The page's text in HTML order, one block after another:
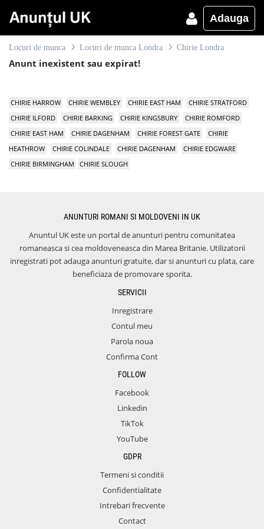
Adauga
Locuri de munca Locuri de munca Londra Chirie Londra
Anunt inexistent sau expirat!
CHIRIE HARROW CHIRIE WEMBLEY CHIRIE EAST HAM
CHIRIE STRATFORD
CHIRIE ILFORD
CHIRIE BARKING CHIRIE KINGSBURY
CHIRIE ROMFORD
CHIRIE EAST HAM
CHIRIE DAGENHAM CHIRIE FOREST GATE
CHIRIE
HEATHROW
CHIRIE COLINDALE CHIRIE DAGENHAM
CHIRIE EDGWARE
CHIRIE BIRMINGHAM
CHIRIE SLOUGH
ANUNTURI ROMANI SI MOLDOVENI IN UK
Anuntul UK este un portal de anunturi pentru comunitatea
romaneasca si cea moldoveneasca din Marea Britanie. Utilizatorii
inregistrati pot adauga anunturi gratuite, dar si anunturi cu plata, care
beneficiaza de promovare sporita.
SERVICII
Inregistrare
Contul meu
Parola noua
Confirma Cont
FOLLOW
Facebook
Linkedin
TikTok
YouTube
GDPR
Termeni si conditii
Confidentialitate
Intrebari frecvente
Contact